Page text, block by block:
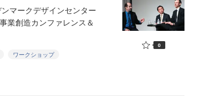
マークデザインセンター
業創造カンファレンス＆
ワークショップ
0